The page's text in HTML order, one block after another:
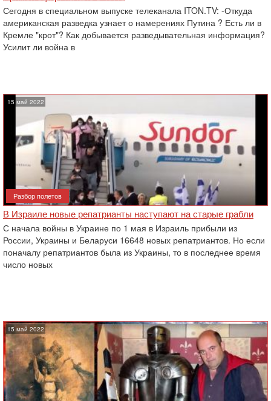
Сегодня в специальном выпуске телеканала ITON.TV: -Откуда
американская разведка узнает о намерениях Путина ? Есть ли в
Кремле "крот"? Как добывается разведывательная информация?
Усилит ли война в
15 май 2022
Разбор полетов
В Израиле новые репатрианты наступают на старые грабли
С начала войны в Украине по 1 мая в Израиль прибыли из
России, Украины и ‎Беларуси 16648 новых репатриантов. Но если
‎поначалу репатриантов была из Украины, то в последнее время
число ‎новых
15 май 2022